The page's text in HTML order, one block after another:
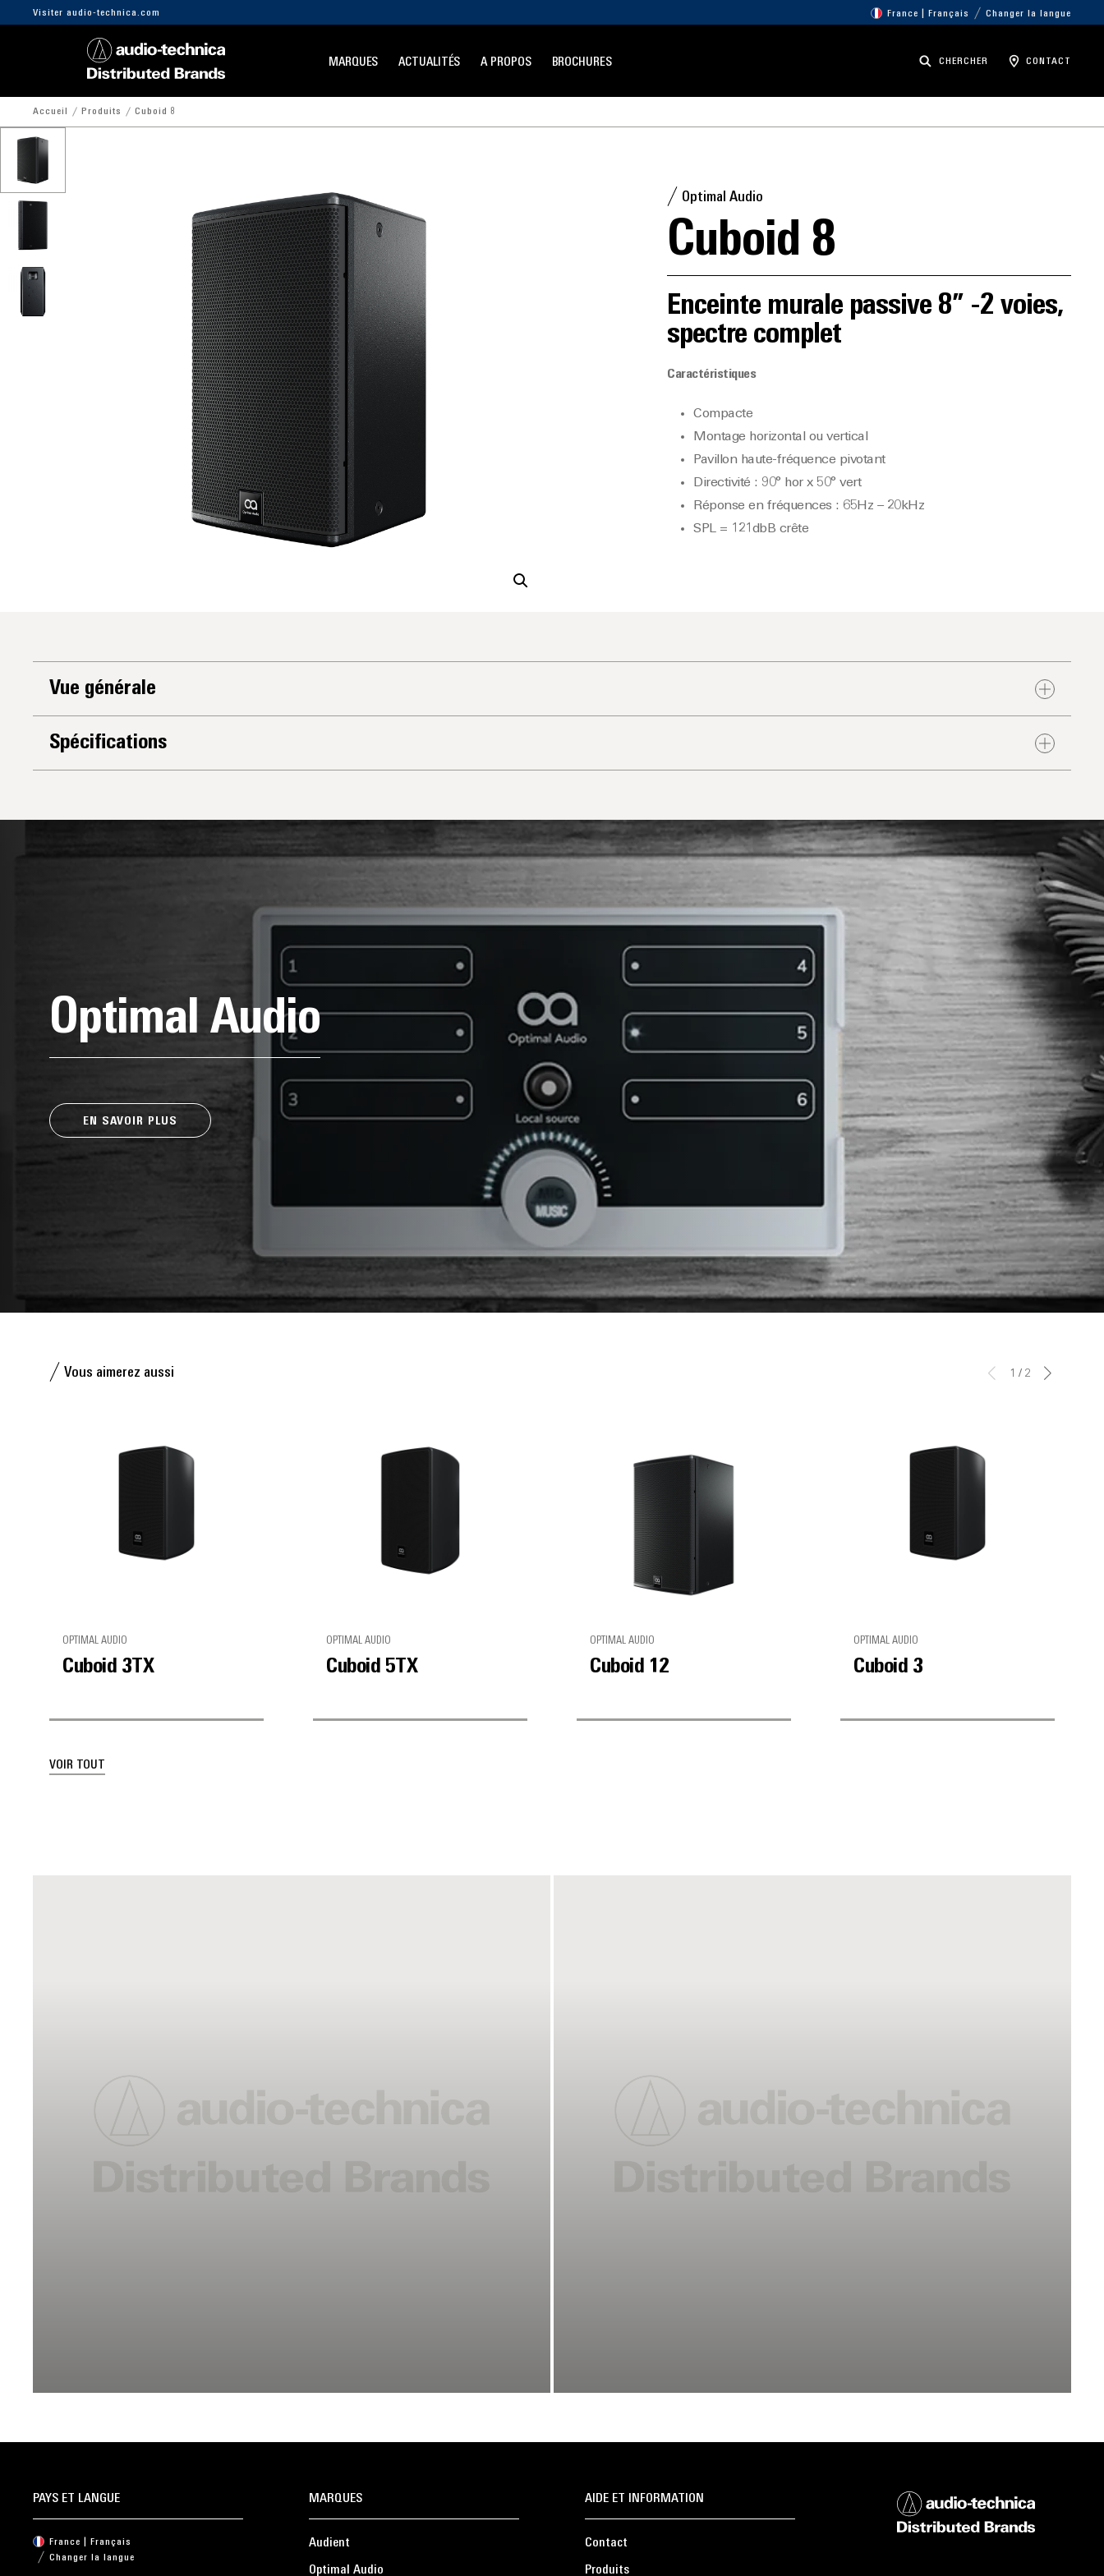
Visiter audio-technica.com France | Français Changer la langue
MARQUES ACTUALITÉS A PROPOS BROCHURES CHERCHER CONTACT
Accueil Produits Cuboid 8
Optimal Audio
Cuboid 8
Enceinte murale passive 8” -2 voies,
spectre complet
Caractéristiques
Compacte
Montage horizontal ou vertical
Pavillon haute-fréquence pivotant
Directivité : 90° hor x 50° vert
Réponse en fréquences : 65Hz – 20kHz
SPL = 121dbB crête
Vue générale
Spécifications
Optimal Audio
EN SAVOIR PLUS
Vous aimerez aussi
OPTIMAL AUDIO
Cuboid 3TX
OPTIMAL AUDIO
Cuboid 5TX
OPTIMAL AUDIO
Cuboid 12
OPTIMAL AUDIO
Cuboid 3
1 / 2
VOIR TOUT
MARQUES
Audient
Optimal Audio
AIDE ET INFORMATION
Contact
Produits
PAYS ET LANGUE
France | Français
Changer la langue